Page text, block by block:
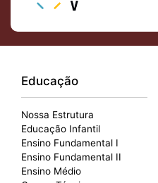
Educação
Nossa Estrutura
Educação Infantil
Ensino Fundamental I
Ensino Fundamental II
Ensino Médio